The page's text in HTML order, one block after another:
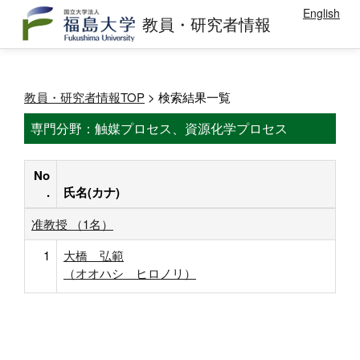
教員・研究者情報 English
教員・研究者情報TOP > 検索結果一覧
専門分野：触媒プロセス、資源化学プロセス
No
.
氏名(カナ)
准教授 （1名）
1
大橋 弘範
（オオハシ ヒロノリ）